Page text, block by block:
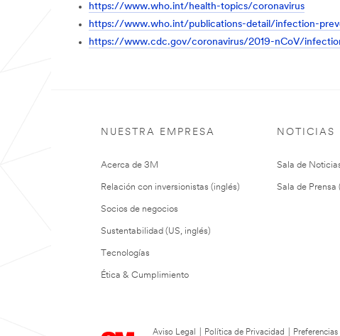
https://www.who.int/health-topics/coronavirus
https://www.who.int/publications-detail/infection-
https://www.cdc.gov/coronavirus/2019-nCoV/
NUESTRA EMPRESA
Acerca de 3M
Relación con inversionistas (inglés)
Socios de negocios
Sustentabilidad (US, inglés)
Tecnologías
Ética & Cumplimiento
NOTICIAS
Sala de
Sala de Prensa
Aviso Legal Política de Privacidad